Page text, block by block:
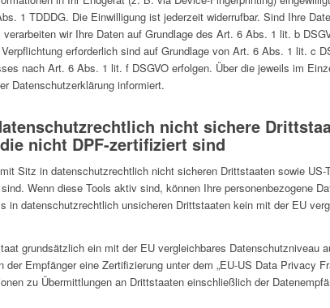
1 TDDDG. Die Einwilligung ist jederzeit widerrufbar. Sind Ihre
wir Ihre Daten auf Grundlage des Art. 6 Abs. 1 lit. b
erforderlich sind auf Grundlage von Art. 6 Abs. 1 lit. c
nach Art. 6 Abs. 1 lit. f DSGVO erfolgen. Über die jeweils im
Datenschutzerklärung informiert.
nicht sichere
nicht DPF-zertifiziert sind
Sitz in datenschutzrechtlich nicht sicheren Drittstaaten sowie
Wenn diese Tools aktiv sind, können Ihre personenbezogene
in datenschutzrechtlich unsicheren Drittstaaten kein mit der EU
grundsätzlich ein mit der EU vergleichbares Datenschutzniveau
Empfänger eine Zertifizierung unter dem „EU-US Data Privacy
zu Übermittlungen an Drittstaaten einschließlich der